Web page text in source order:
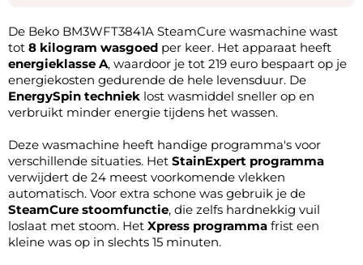
De Beko BM3WFT3841A SteamCure wasmachine wast
tot 8 kilogram wasgoed per keer. Het apparaat heeft
energieklasse A, waardoor je tot 219 euro bespaart op je
energiekosten gedurende de hele levensduur. De
EnergySpin techniek lost wasmiddel sneller op en
verbruikt minder energie tijdens het wassen.
Deze wasmachine heeft handige programma's voor
verschillende situaties. Het StainExpert programma
verwijdert de 24 meest voorkomende vlekken
automatisch. Voor extra schone was gebruik je de
SteamCure stoomfunctie, die zelfs hardnekkig vuil
loslaat met stoom. Het Xpress programma frist een
kleine was op in slechts 15 minuten.